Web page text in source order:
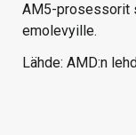
AM5-prosessorit
emolevyille.
Lähde: AMD:n